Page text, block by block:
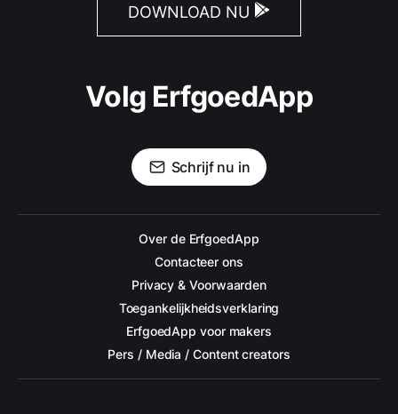
DOWNLOAD NU
Volg ErfgoedApp
Schrijf nu in
Over de ErfgoedApp
Contacteer ons
Privacy & Voorwaarden
Toegankelijkheidsverklaring
ErfgoedApp voor makers
Pers / Media / Content creators